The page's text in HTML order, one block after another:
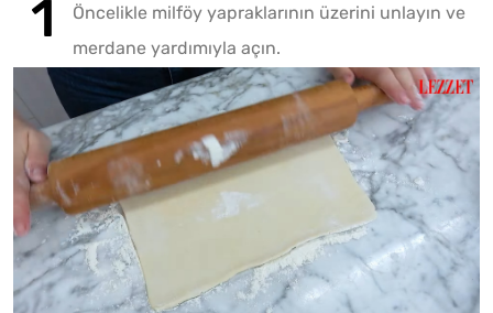
Öncelikle milföy yapraklarının üzerini unlayın ve
merdane yardımıyla açın.